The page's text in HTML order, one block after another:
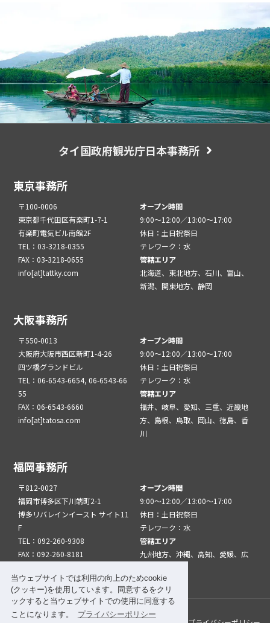
当ウェブサイトでは利用の向上のためcookie
(クッキー)を使用しています。同意するをクリ
ックすると当ウェブサイトでの使用に同意する
ことになります。
プライバシーポリシー
タイ国政府観光庁日本事務所
東京事務所
〒100-0006
東京都千代田区有楽町1-7-1
有楽町電気ビル南館2F
TEL：03-3218-0355
FAX：03-3218-0655
info[at]tattky.com
オープン時間
9:00～12:00／13:00～17:00
休日：土日祝祭日
テレワーク：水
管轄エリア
北海道、東北地方、石川、富山、
新潟、関東地方、静岡
大阪事務所
〒550-0013
大阪府大阪市西区新町1-4-26
四ツ橋グランドビル
TEL：06-6543-6654, 06-6543-66
55
FAX：06-6543-6660
info[at]tatosa.com
オープン時間
9:00～12:00／13:00～17:00
休日：土日祝祭日
テレワーク：水
管轄エリア
福井、岐阜、愛知、三重、近畿地
方、島根、鳥取、岡山、徳島、香
川
福岡事務所
〒812-0027
福岡市博多区下川端町2-1
博多リバレインイースト サイト11
F
TEL：092-260-9308
FAX：092-260-8181
オープン時間
9:00～12:00／13:00～17:00
休日：土日祝祭日
テレワーク：水
管轄エリア
九州地方、沖縄、高知、愛媛、広